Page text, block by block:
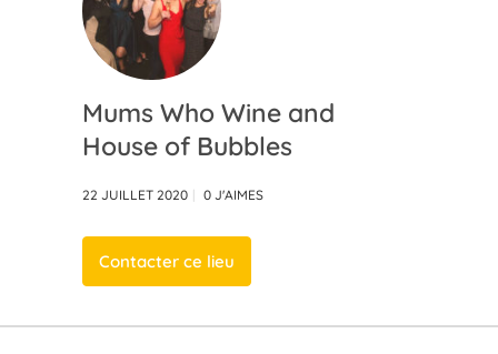
Mums Who Wine and
House of Bubbles
22 JUILLET 2020 0 J'AIMES
Contacter ce lieu